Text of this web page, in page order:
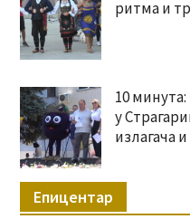
ритма и
10
у
излагача
Епицентар